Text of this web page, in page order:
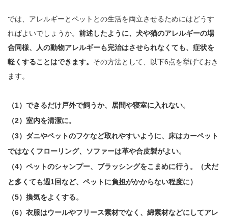
では、アレルギーとペットとの生活を両立させるためにはどうす
ればよいでしょうか。 前述したように、犬や猫のアレルギーの場
合同様、人の動物アレルギーも完治はさせられなくても、症状を
軽くすることはできます。 その方法として、以下6点を挙げておき
ます。
（1） できるだけ戸外で飼うか、居間や寝室に入れない。
（2） 室内を清潔に。
（3） ダニやペットのフケなど取れやすいように、床はカーペット
ではなくフローリング、ソファーは革や合皮製がよい。
（4） ペットのシャンプー、ブラッシングをこまめに行う。（犬だ
と多くても週1回など、ペットに負担がかからない程度に）
（5） 換気をよくする。
（6） 衣服はウールやフリース素材でなく、綿素材などにしてアレ